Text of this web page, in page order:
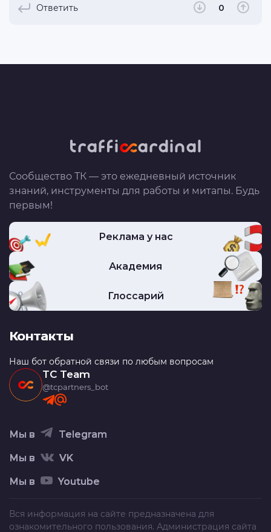
Ответить 0
Сообщество ТК — это ежедневный источник
знаний, инструменты для работы и митапы. Будь
первым!
Реклама у нас
Академия
Глоссарий
Контакты
Наш бот обратной связи по любым вопросам
TC Team
@tcpartners_bot
Мы в Telegram
Мы в VK
Мы в Youtube
Вся информация на сайте предназначена для
ознакомительного пользования. Администрация сайта